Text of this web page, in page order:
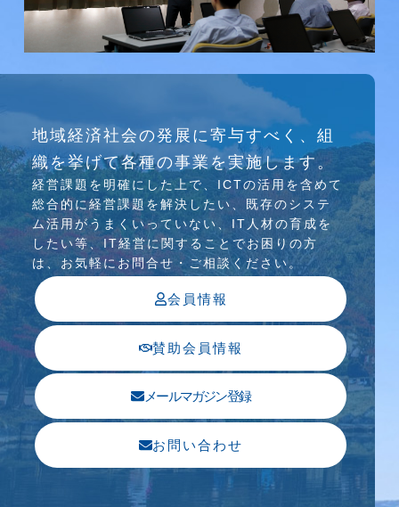
介護ソリューション研究会、WEB/SNS研究会を
行っています
地域経済社会の発展に寄与すべく、組
織を挙げて各種の事業を実施します。
経営課題を明確にした上で、ICTの活⽤を含めて
総合的に経営課題を解決したい、既存のシステ
ム活⽤がうまくいっていない、IT⼈材の育成を
したい等、IT経営に関することでお困りの⽅
は、お気軽にお問合せ・ご相談ください。
会員情報
賛助会員情報
メールマガジン登録
お問い合わせ